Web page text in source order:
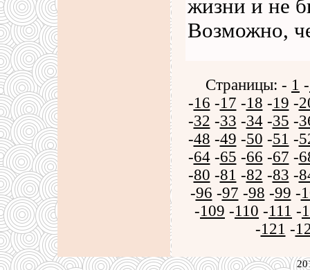
жизни и не
Возможно,
Страницы: - 1 -
-16 -17 -18 -19 -
-32 -33 -34-35 -
-48 -49 -50 -51 -
-64-65 -66 -67 -
-80 -81 -82 -83 -
-96 -97 -98 -99 -
-109 -110 -111 -
-121 -